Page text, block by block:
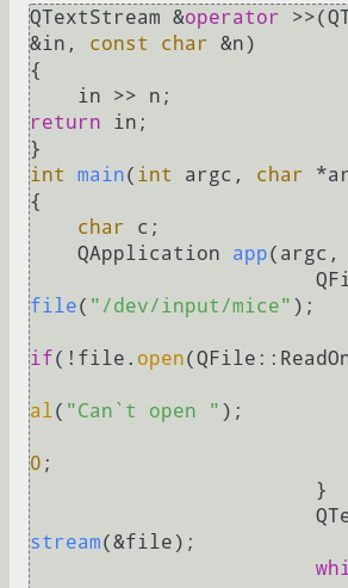
QTextStream &operator
&in, const char &n)
{
return in;
int
main( int argc, char
{
char c;
QApplication app(argc,
file( "/dev/input/mice" ) ;
if(!file. open
al( "Can`t open " );
0 ;
stream(&file) ;